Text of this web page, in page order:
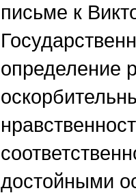
письме к
определение
достойными